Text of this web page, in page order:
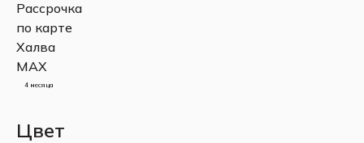
4 месяца
Цвет